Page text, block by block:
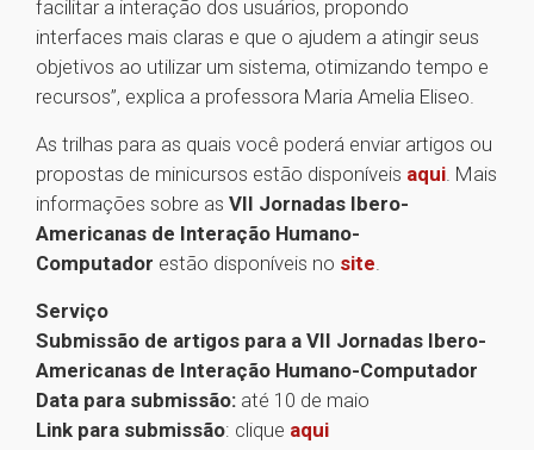
facilitar a interação dos usuários, propondo
interfaces mais claras e que o ajudem a atingir seus
objetivos ao utilizar um sistema, otimizando tempo e
recursos”, explica a professora Maria Amelia Eliseo.
As trilhas para as quais você poderá enviar artigos ou
propostas de minicursos estão disponíveis aqui. Mais
informações sobre as VII Jornadas Ibero-
Americanas de Interação Humano-
Computador estão disponíveis no site.
Serviço
Submissão de artigos para a VII Jornadas Ibero-
Americanas de Interação Humano-Computador
Data para submissão: até 10 de maio
Link para submissão: clique aqui
1